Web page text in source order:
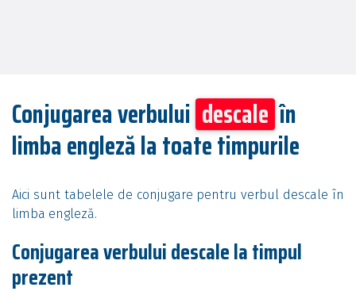
Conjugarea verbului descale în
limba engleză la toate timpurile
Aici sunt tabelele de conjugare pentru verbul descale în
limba engleză.
Conjugarea verbului descale la timpul
prezent